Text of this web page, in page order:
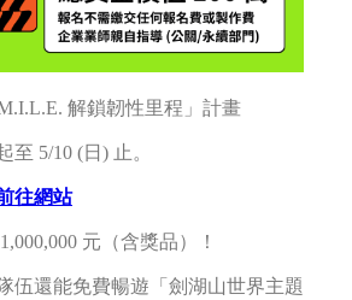
解鎖韌性里程」計畫
至 5/10 (日) 止。
往網站
元（含獎品）！
伍還能免費暢遊「劍湖山世界主題